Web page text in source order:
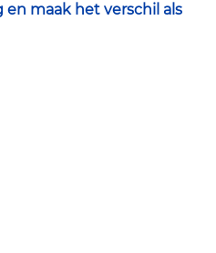
en maak het verschil als